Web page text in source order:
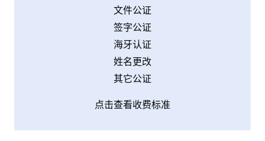
文件公证
签字公证
海牙认证
姓名更改
其它公证
点击查看收费标准